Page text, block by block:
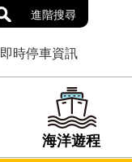
進階搜尋
即時停車資訊
海洋遊程